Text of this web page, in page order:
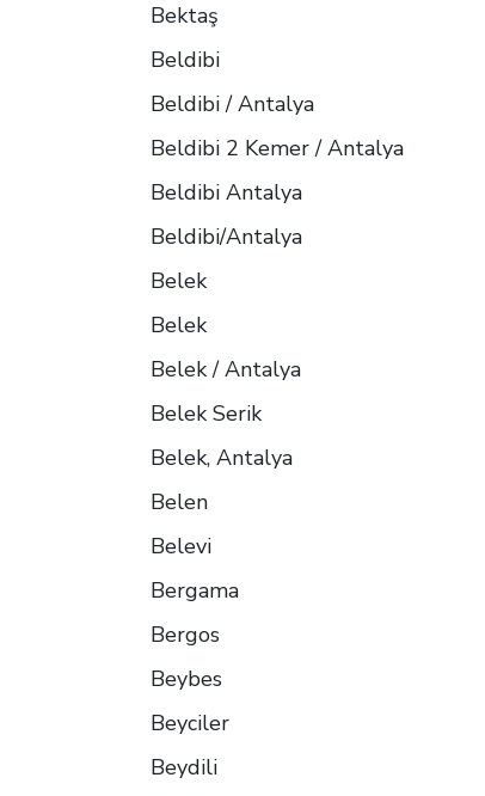
Bektaş
Beldibi
Beldibi / Antalya
Beldibi 2 Kemer / Antalya
Beldibi Antalya
Beldibi/Antalya
Belek
Belek
Belek / Antalya
Belek Serik
Belek, Antalya
Belen
Belevi
Bergama
Bergos
Beybes
Beyciler
Beydili